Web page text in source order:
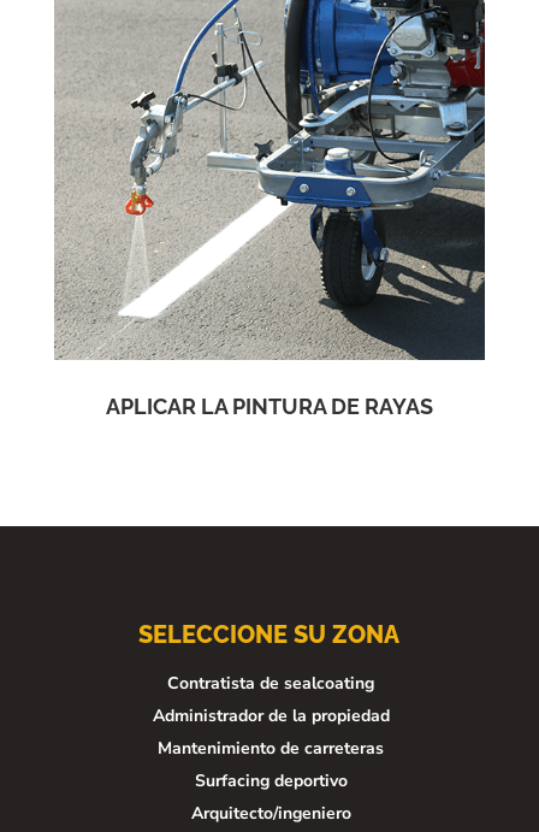
APLICAR LA PINTURA DE RAYAS
SELECCIONE SU ZONA
Contratista de sealcoating
Administrador de la propiedad
Mantenimiento de carreteras
Surfacing deportivo
Arquitecto/ingeniero